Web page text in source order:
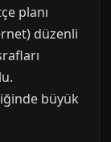
planı
düzenli
büyük